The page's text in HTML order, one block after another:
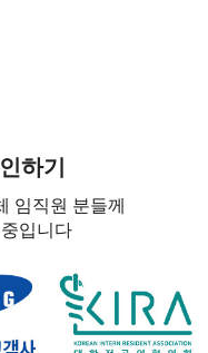
하기
임직원 분들께
입니다